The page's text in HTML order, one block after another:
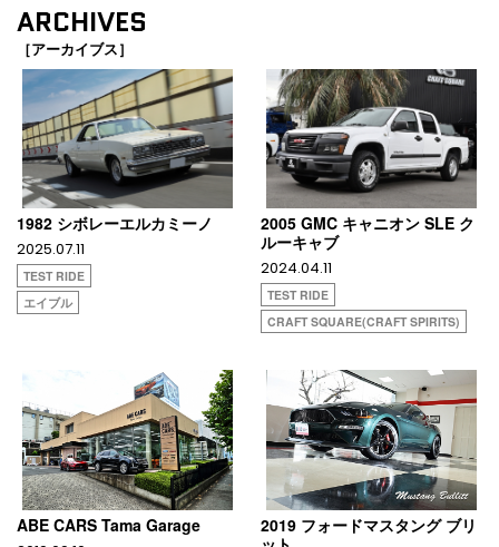
ARCHIVES
［アーカイブス］
1982 シボレーエルカミーノ
2025.07.11
TEST RIDE
エイブル
2005 GMC キャニオン SLE ク
ルーキャブ
2024.04.11
TEST RIDE
CRAFT SQUARE(CRAFT SPIRITS)
ABE CARS Tama Garage
2019 フォードマスタング ブリ